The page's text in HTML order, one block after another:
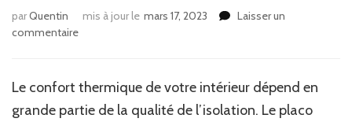
parQuentin mis à jour le mars 17, 2023
Laisser un
commentairesur
Comment
coller
Le confort thermique de votre intérieur dépend en
grande partie de la qualité de l’isolation. Le placo